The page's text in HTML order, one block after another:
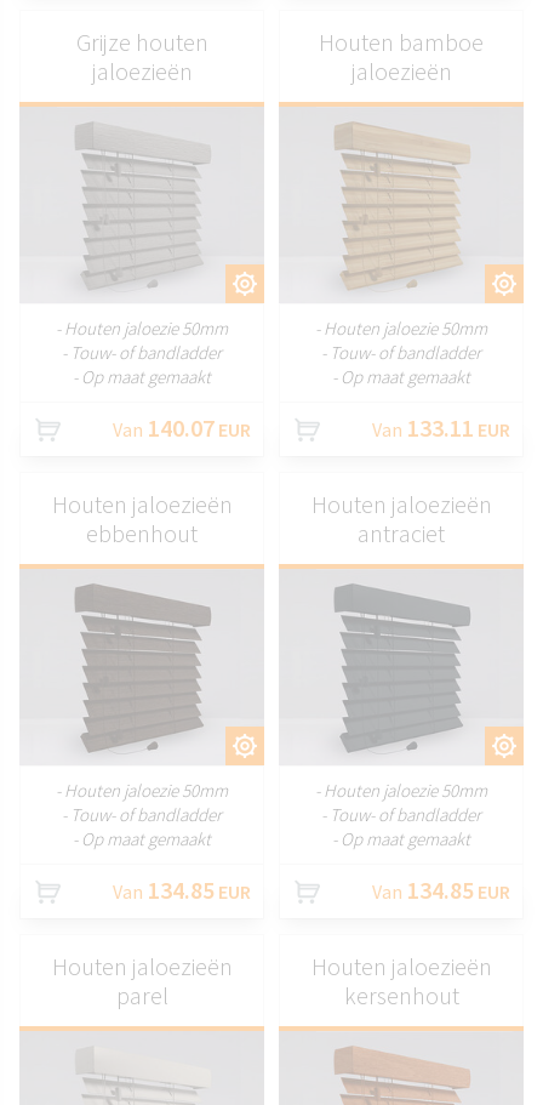
AANPASSEN
Grijze houten
jaloezieën
- Houten jaloezie 50mm
- Touw- of bandladder
- Op maat gemaakt
Van 140.07 EUR
AANPASSEN
Houten bamboe
jaloezieën
- Houten jaloezie 50mm
- Touw- of bandladder
- Op maat gemaakt
Van 133.11 EUR
AANPASSEN
Houten jaloezieën
ebbenhout
- Houten jaloezie 50mm
- Touw- of bandladder
- Op maat gemaakt
Van 134.85 EUR
AANPASSEN
Houten jaloezieën
antraciet
- Houten jaloezie 50mm
- Touw- of bandladder
- Op maat gemaakt
Van 134.85 EUR
Houten jaloezieën
parel
Houten jaloezieën
kersenhout